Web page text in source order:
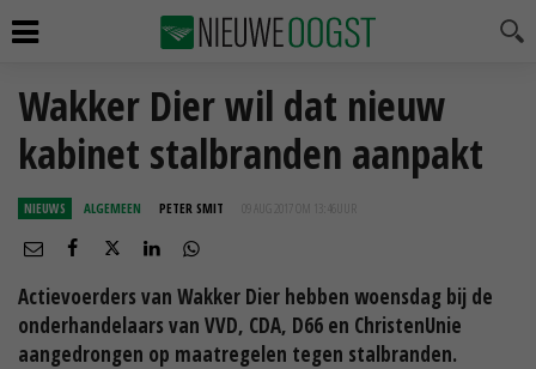
Wakker Dier wil dat nieuw
kabinet stalbranden aanpakt
NIEUWS ALGEMEEN PETER SMIT 09 AUG 2017 OM 13:46
Actievoerders van Wakker Dier hebben woensdag bij de
onderhandelaars van VVD, CDA, D66 en ChristenUnie
aangedrongen op maatregelen tegen stalbranden.